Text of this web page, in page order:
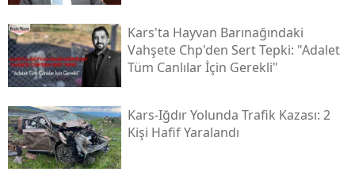
Bartın
Iğdır
Kars'ta Hayvan Barınağındaki
Vahşete Chp'den Sert Tepki: "adalet
Tüm Canlılar İçin Gerekli"
Kars-Iğdır Yolunda Trafik Kazası: 2
Kişi Hafif Yaralandı